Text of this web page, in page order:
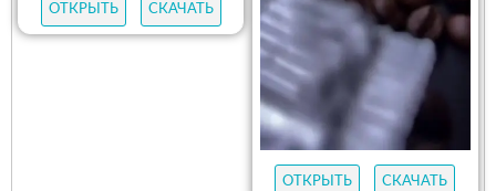
ОТКРЫТЬ СКАЧАТЬ
ОТКРЫТЬ СКАЧАТЬ